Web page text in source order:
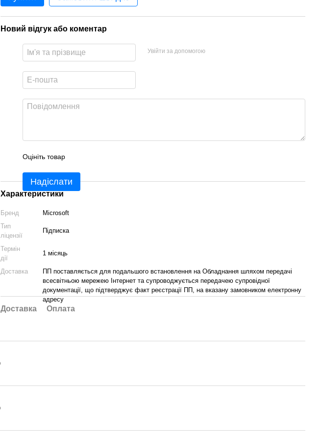
Новий відгук або коментар
Увійти за допомогою
Оцініть товар
Надіслати
Характеристики
Бренд
Microsoft
Тип
ліцензії
Підписка
Термін
дії
1 місяць
Доставка
ПП поставляється для подальшого встановлення на Обладнання шляхом передачі
всесвітньою мережею Інтернет та супроводжується передачею супровідної
документації, що підтверджує факт реєстрації ПП, на вказану замовником електронну
адресу
Доставка Оплата